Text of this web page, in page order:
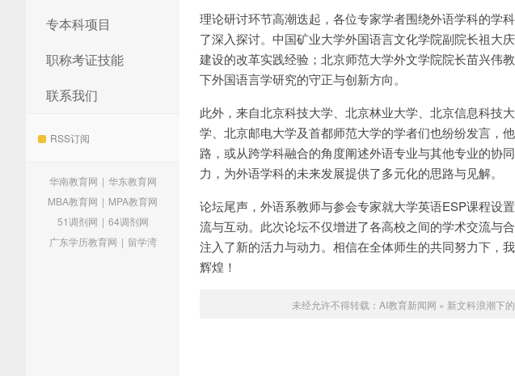
专本科项目
职称考证技能
联系我们
RSS订阅
华南教育网 | 华东教育网
MBA教育网 | MPA教育网
51调剂网 | 64调剂网
广东学历教育网 | 留学湾
理论研讨环节高潮迭起，各位专家学者围绕外语学科的学
了深入探讨。中国矿业大学外国语言文化学院副院长祖大
建设的改革实践经验；北京师范大学外文学院院长苗兴伟
下外国语言学研究的守正与创新方向。
此外，来自北京科技大学、北京林业大学、北京信息科技
学、北京邮电大学及首都师范大学的学者们也纷纷发言，
路，或从跨学科融合的角度阐述外语专业与其他专业的协
力，为外语学科的未来发展提供了多元化的思路与见解。
论坛尾声，外语系教师与参会专家就大学英语ESP课程设
流与互动。此次论坛不仅增进了各高校之间的学术交流与
注入了新的活力与动力。相信在全体师生的共同努力下，
辉煌！
未经允许不得转载： AI教育新闻网 » 新文科浪潮下